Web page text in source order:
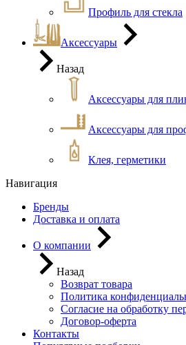
Профиль для стекла
Аксессуары
Назад
Аксессуары для
Аксессуары для
Клея, герметики
Навигация
Бренды
Доставка и оплата
О компании
Назад
Возврат товара
Политика
Согласие на обработку
Договор-оферта
Контакты